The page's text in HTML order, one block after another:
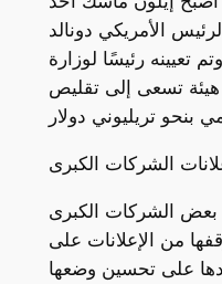
الأمريكي دونالد
تعيينه رئيسًا لوزارة
هيئة تسعى إلى تقليص
الشركات الكبرى
بعض الشركات الكبرى
من الإعلانات على
على تحسين وضعها